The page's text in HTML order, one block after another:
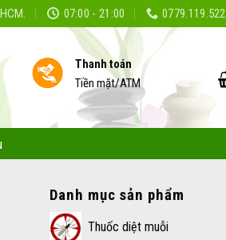
07:00 - 21:00 0779.119.522
Thanh toán
Tiền mặt/ATM
Danh mục sản phẩm
Thuốc diệt muỗi